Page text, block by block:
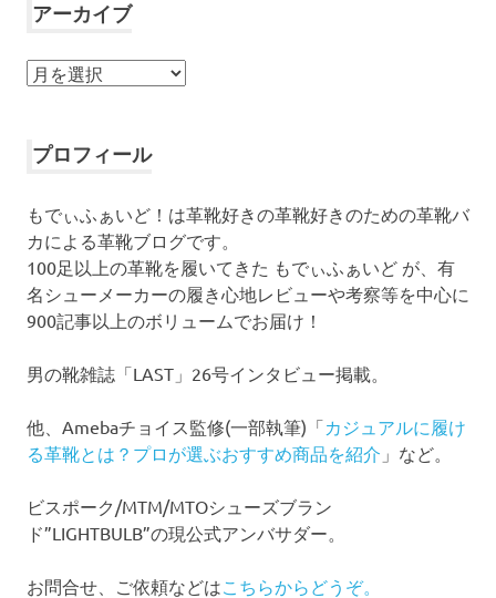
アーカイブ
ア
イ
プロフィール
もでぃふぁいど！は革靴好きの革靴好きのための革靴バ
カによる革靴ブログです。
100足以上の革靴を履いてきた もでぃふぁいど が、有
名シューメーカーの履き心地レビューや考察等を中心に
900記事以上のボリュームでお届け！
男の靴雑誌「LAST」26号インタビュー掲載。
他、Amebaチョイス監修(一部執筆)「カジュアルに履け
る革靴とは？プロが選ぶおすすめ商品を紹介 」など。
ビスポーク/MTM/MTOシューズブラン
ド”LIGHTBULB”の現公式アンバサダー。
お問合せ、ご依頼などは こちらからどうぞ。